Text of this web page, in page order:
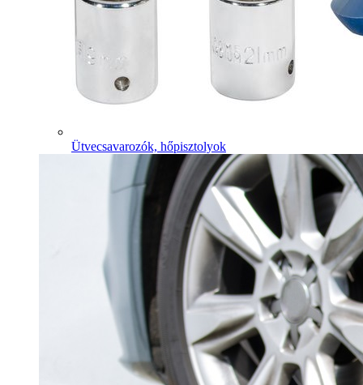
Ütvecsavarozók, hőpisztolyok